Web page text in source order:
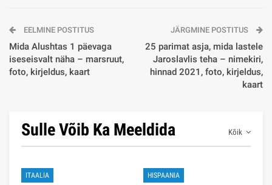
EELMINE POSTITUS
Mida Alushtas 1 päevaga
iseseisvalt näha – marsruut,
foto, kirjeldus, kaart
JÄRGMINE POSTITUS
25 parimat asja, mida lastele
Jaroslavlis teha – nimekiri,
hinnad 2021, foto, kirjeldus,
kaart
Kõik
Sulle Võib Ka Meeldida
ITAALIA HISPAANIA